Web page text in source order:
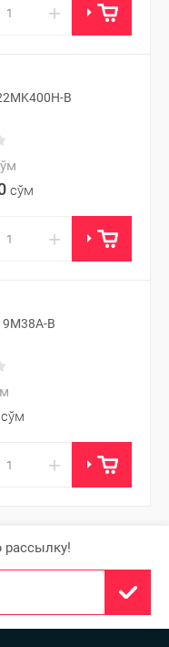
+
B
сўм
+
B
сўм
+
рассылку!